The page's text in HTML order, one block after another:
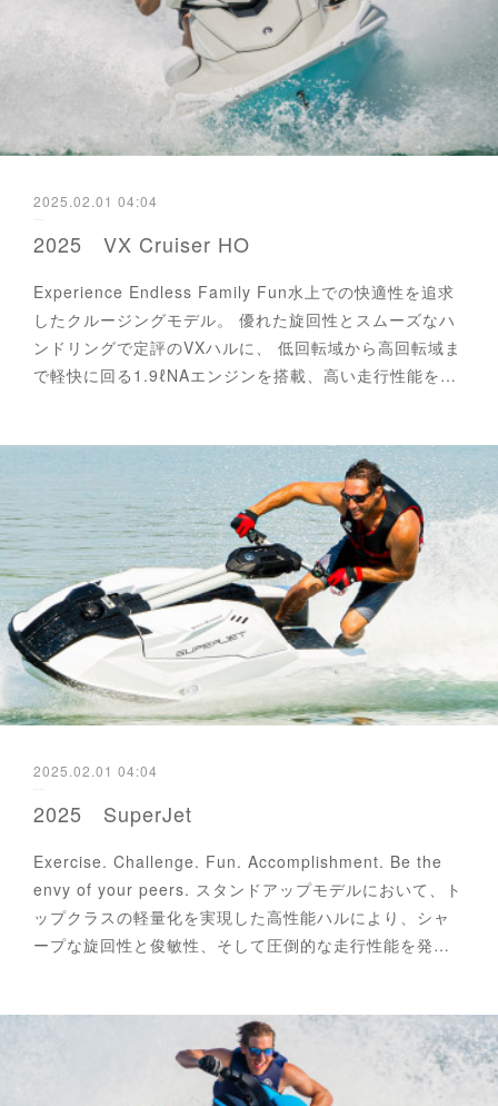
2025.02.01 04:04
2025 VX Cruiser HO
Experience Endless Family Fun水上での快適性を追求
したクルージングモデル。 優れた旋回性とスムーズなハ
ンドリングで定評のVXハルに、 低回転域から高回転域ま
で軽快に回る1.9ℓNAエンジンを搭載、高い走行性能を…
2025.02.01 04:04
2025 SuperJet
Exercise. Challenge. Fun. Accomplishment. Be the
envy of your peers. スタンドアップモデルにおいて、ト
ップクラスの軽量化を実現した高性能ハルにより、シャ
ープな旋回性と俊敏性、そして圧倒的な走行性能を発…